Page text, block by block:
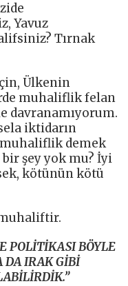
Yavuz
Tırnak
Ülkenin
muhaliflik felan
davranamıyorum.
iktidarın
muhaliflik demek
şey yok mu? İyi
kötünün kötü
muhaliftir.
POLİTİKASI BÖYLE
DA IRAK GİBİ